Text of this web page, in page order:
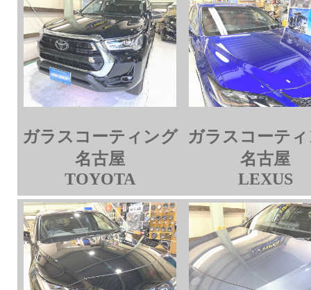
ガラスコーティング
名古屋
TOYOTA
ガラスコーテ
名古屋
LEXUS